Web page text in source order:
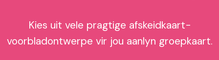
Kies uit vele pragtige afskeidkaart-
voorbladontwerpe vir jou aanlyn groepkaart.